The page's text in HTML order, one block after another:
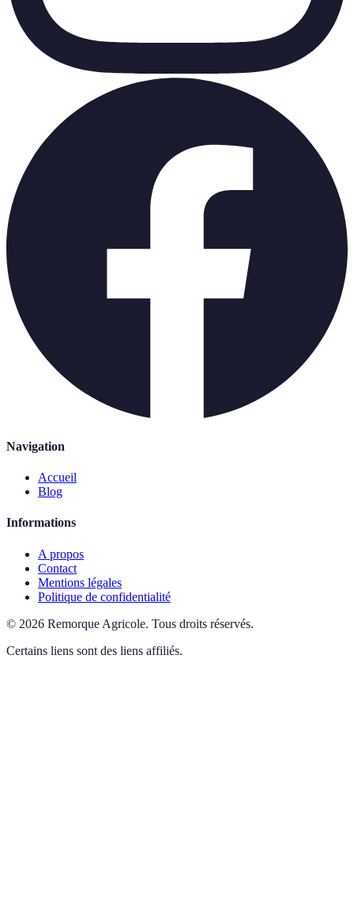
Navigation
Accueil
Blog
Informations
A propos
Contact
Mentions légales
Politique de confidentialité
© 2026 Remorque Agricole. Tous droits réservés.
Certains liens sont des liens affiliés.